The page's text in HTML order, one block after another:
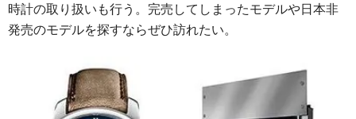
時計の取り扱いも行う。完売してしまったモデルや日本非
発売のモデルを探すならぜひ訪れたい。